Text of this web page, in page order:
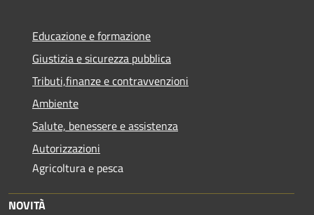
Educazione e formazione
Giustizia e sicurezza pubblica
Tributi,finanze e contravvenzioni
Ambiente
Salute, benessere e assistenza
Autorizzazioni
Agricoltura e pesca
NOVITÀ